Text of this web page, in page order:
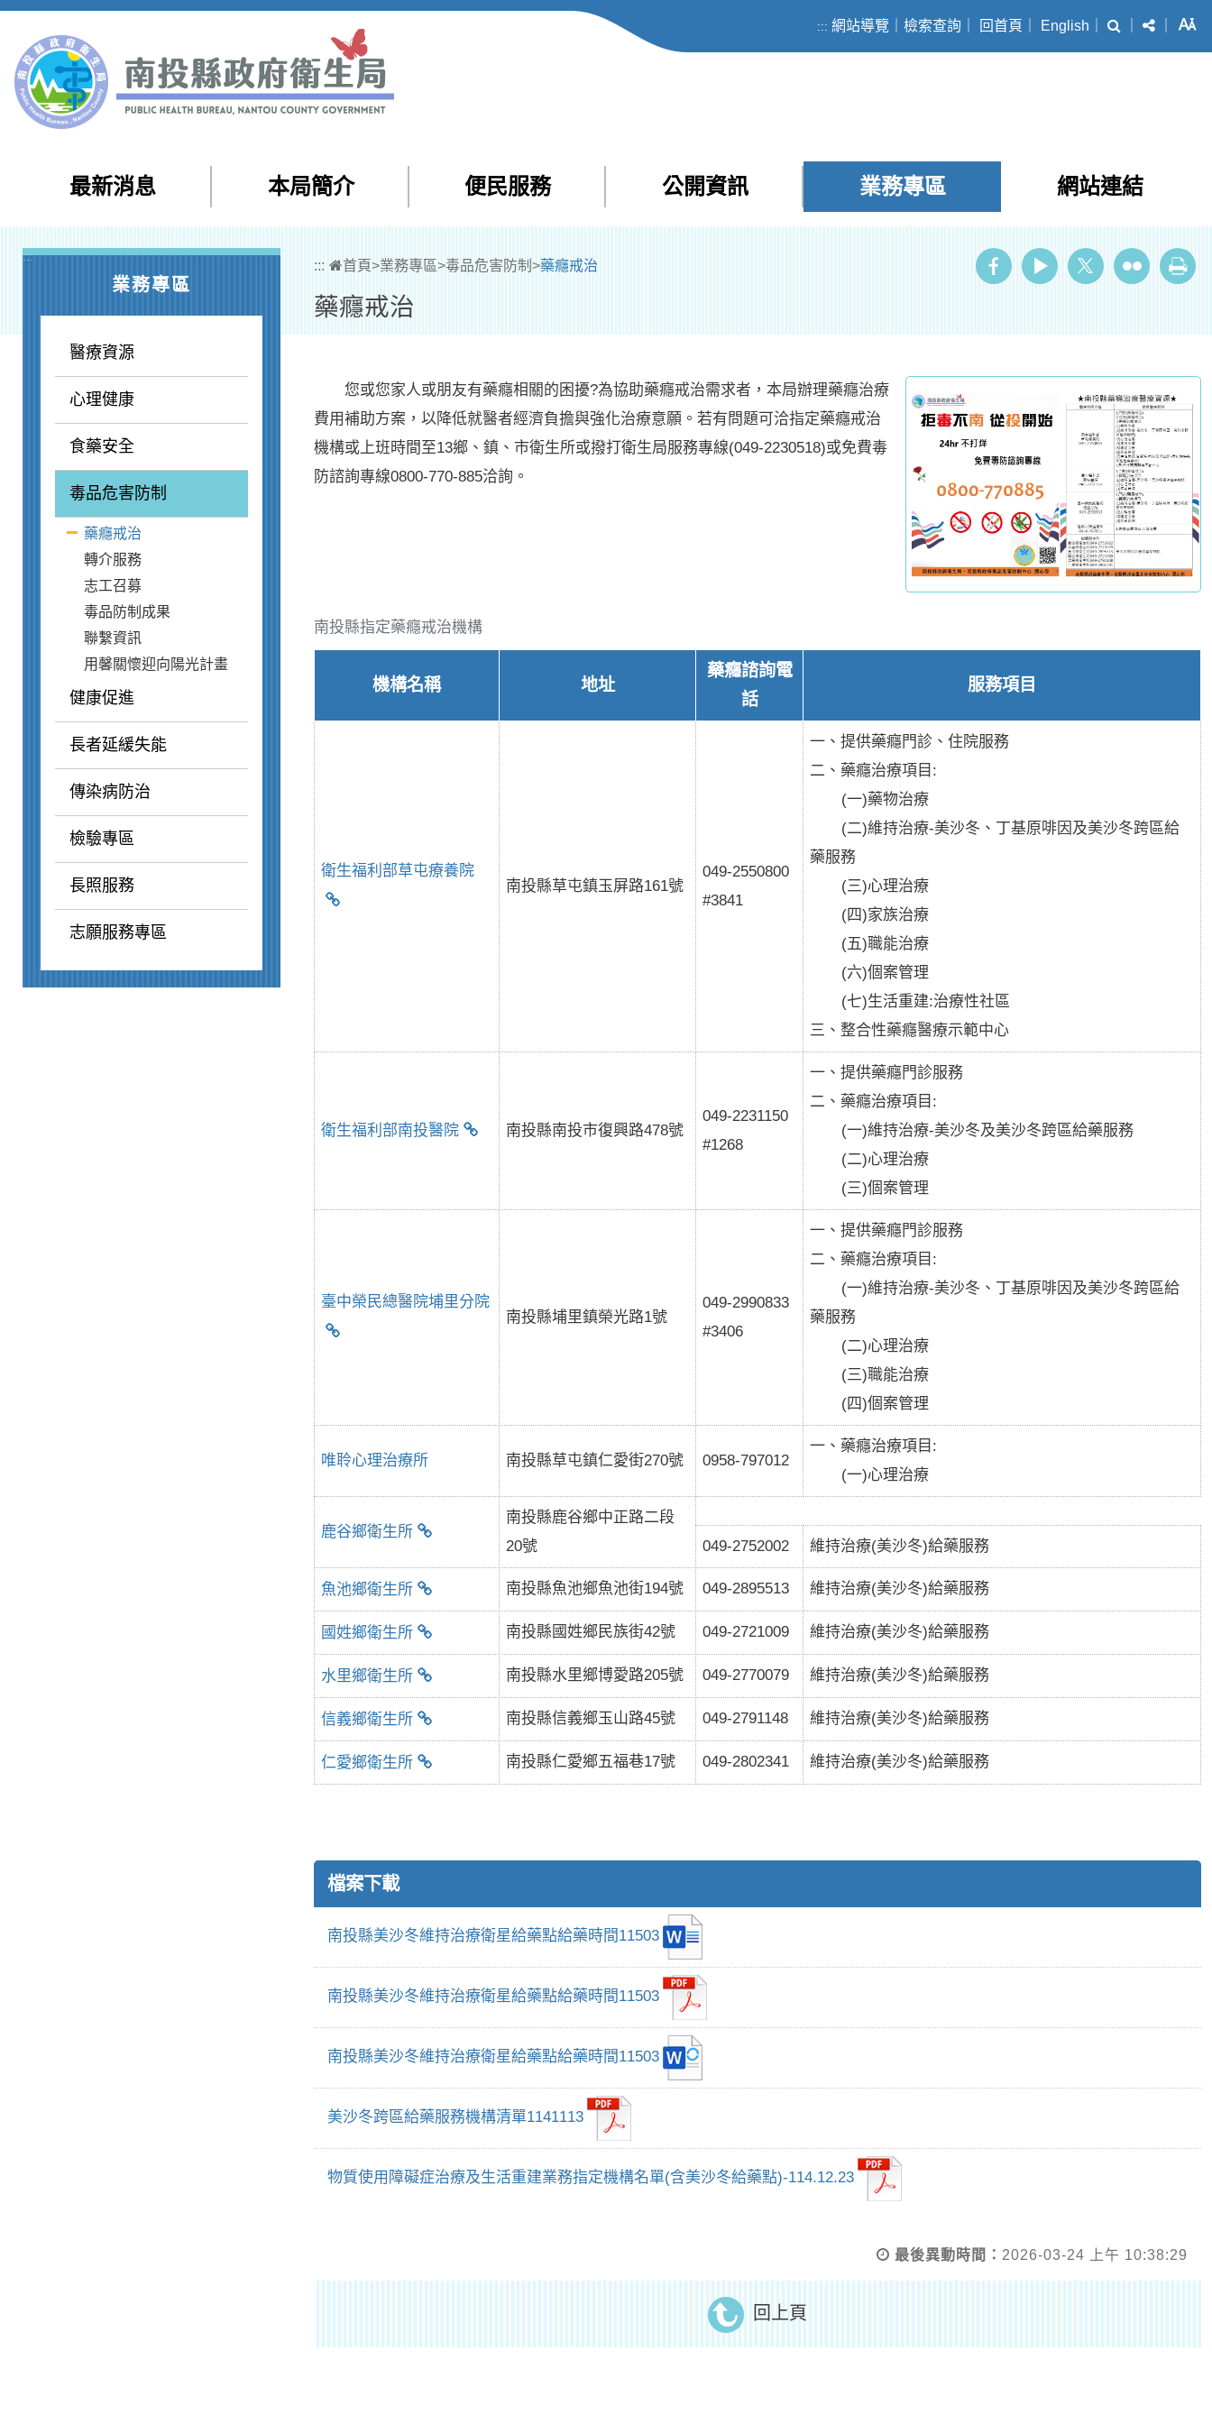
跳到主要內容區塊
::: 網站導覽 檢索查詢 回首頁 English 搜尋 分享
最新消息 本局簡介 便民服務 公開資訊 業務專區 網站連結
:::
業務專區
醫療資源
心理健康
食藥安全
毒品危害防制
藥癮戒治
轉介服務
志工召募
毒品防制成果
聯繫資訊
用馨關懷迎向陽光計畫
健康促進
長者延緩失能
傳染病防治
檢驗專區
長照服務
志願服務專區
::: 首頁>業務專區>毒品危害防制 >藥癮戒治
藥癮戒治
您或您家人或朋友有藥癮相關的困擾?為協助藥癮戒治需求者，本局辦理藥癮治療
費用補助方案，以降低就醫者經濟負擔與強化治療意願。若有問題可洽指定藥癮戒治
機構或上班時間至13鄉、鎮、市衛生所或撥打衛生局服務專線(049-2230518)或免費毒
防諮詢專線0800-770-885洽詢。
南投縣指定藥癮戒治機構
機構名稱 地址
藥癮諮詢電
話
服務項目
衛生福利部草屯療養院
南投縣草屯鎮玉屏路161號
049-2550800
#3841
一、提供藥癮門診、住院服務
二、藥癮治療項目:
(一)藥物治療
(二)維持治療-美沙冬、丁基原啡因及美沙冬跨區給
藥服務
(三)心理治療
(四)家族治療
(五)職能治療
(六)個案管理
(七)生活重建:治療性社區
三、整合性藥癮醫療示範中心
衛生福利部南投醫院 南投縣南投市復興路478號
049-2231150
#1268
一、提供藥癮門診服務
二、藥癮治療項目:
(一)維持治療-美沙冬及美沙冬跨區給藥服務
(二)心理治療
(三)個案管理
臺中榮民總醫院埔里分院
南投縣埔里鎮榮光路1號
049-2990833
#3406
一、提供藥癮門診服務
二、藥癮治療項目:
(一)維持治療-美沙冬、丁基原啡因及美沙冬跨區給
藥服務
(二)心理治療
(三)職能治療
(四)個案管理
唯聆心理治療所 南投縣草屯鎮仁愛街270號 0958-797012
一、藥癮治療項目:
(一)心理治療
鹿谷鄉衛生所
南投縣鹿谷鄉中正路二段
20號
049-2752002 維持治療(美沙冬)給藥服務
魚池鄉衛生所 南投縣魚池鄉魚池街194號 049-2895513 維持治療(美沙冬)給藥服務
國姓鄉衛生所 南投縣國姓鄉民族街42號 049-2721009 維持治療(美沙冬)給藥服務
水里鄉衛生所 南投縣水里鄉博愛路205號 049-2770079 維持治療(美沙冬)給藥服務
信義鄉衛生所 南投縣信義鄉玉山路45號 049-2791148 維持治療(美沙冬)給藥服務
仁愛鄉衛生所 南投縣仁愛鄉五福巷17號 049-2802341 維持治療(美沙冬)給藥服務
檔案下載
南投縣美沙冬維持治療衛星給藥點給藥時間11503
南投縣美沙冬維持治療衛星給藥點給藥時間11503
南投縣美沙冬維持治療衛星給藥點給藥時間11503
美沙冬跨區給藥服務機構清單1141113
物質使用障礙症治療及生活重建業務指定機構名單(含美沙冬給藥點)-114.12.23
最後異動時間： 2026-03-24 上午 10:38:29
回上頁